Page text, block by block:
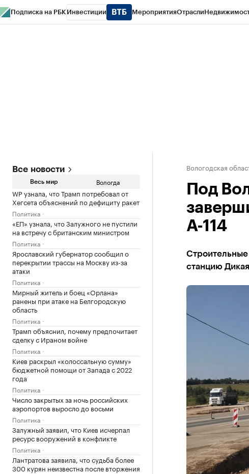
Подписка на РБК Инвестиции МероприятияОтрасли
Все новости
Весь мир Вологда
WP узнала, что Трамп потребовал от
Хегсета объяснений по дефициту ракет
Политика
«ЕП» узнала, что Залужного не пустили
на встречу с британским министром
Политика
Ярославский губернатор сообщил о
перекрытии трассы на Москву из-за
атаки
Политика
Мирный житель и боец «Орлана»
ранены при атаке на Белгородскую
область
Политика
Трамп объяснил, почему предпочитает
сделку с Ираном войне
Политика
Киев раскрыл «колоссальную сумму»
бюджетной помощи от Запада с 2022
года
Политика
Число закрытых за ночь российских
аэропортов выросло до восьми
Политика
Залужный заявил, что Киев исчерпал
ресурс вооружений в конфликте
Политика
Лантратова заявила, что судьба более
300 курян неизвестна после вторжения
Вологодская
Под
А-114
Строительные
станцию